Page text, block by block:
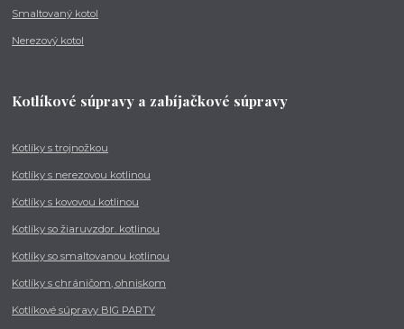
Smaltovaný kotol
Nerezový kotol
Kotlíkové súpravy a zabíjačkové súpravy
Kotlíky s trojnožkou
Kotlíky s nerezovou kotlinou
Kotlíky s kovovou kotlinou
Kotlíky so žiaruvzdor. kotlinou
Kotlíky so smaltovanou kotlinou
Kotlíky s chráničom, ohniskom
Kotlíkové súpravy BIG PARTY